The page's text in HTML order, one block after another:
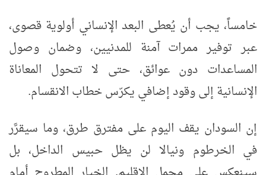
خامساً، يجب أن يُعطى البعد الإنساني أولوية قصوى،
عبر توفير ممرات آمنة للمدنيين، وضمان وصول
المساعدات دون عوائق، حتى لا تتحول المعاناة
الإنسانية إلى وقود إضافي يكرّس خطاب الانقسام.
إن السودان يقف اليوم على مفترق طرق، وما سيقرَّر
في الخرطوم ونيالا لن يظل حبيس الداخل، بل